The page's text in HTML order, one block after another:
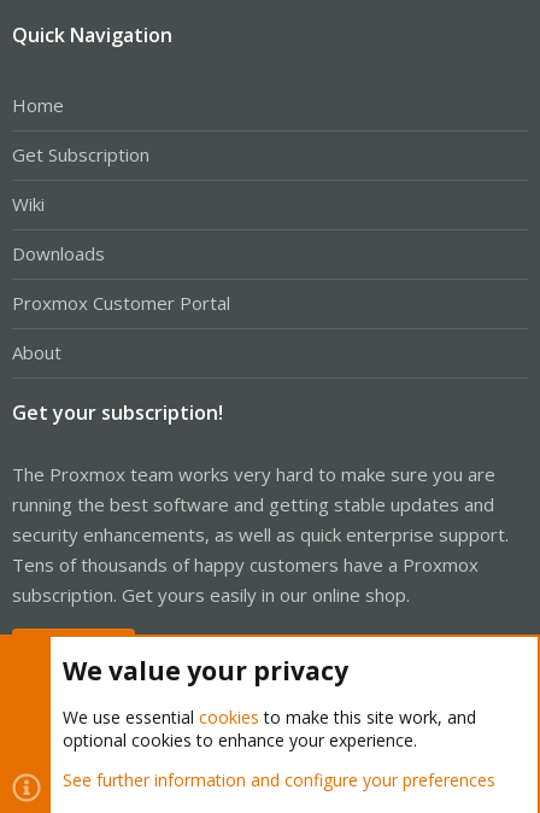
Quick Navigation
Home
Get Subscription
Wiki
Downloads
Proxmox Customer Portal
About
Get your subscription!
The Proxmox team works very hard to make sure you are
running the best software and getting stable updates and
security enhancements, as well as quick enterprise support.
Tens of thousands of happy customers have a Proxmox
subscription. Get yours easily in our online shop.
Cookies
Proxmox Support Forum - Light Mode
We value your privacy
We use essential cookies to make this site work, and
optional cookies to enhance your experience.
See further information and configure your preferences